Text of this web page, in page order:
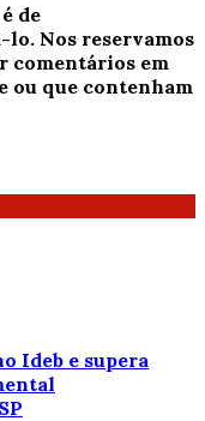
de
lo. Nos reservamos
comentários em
ou que contenham